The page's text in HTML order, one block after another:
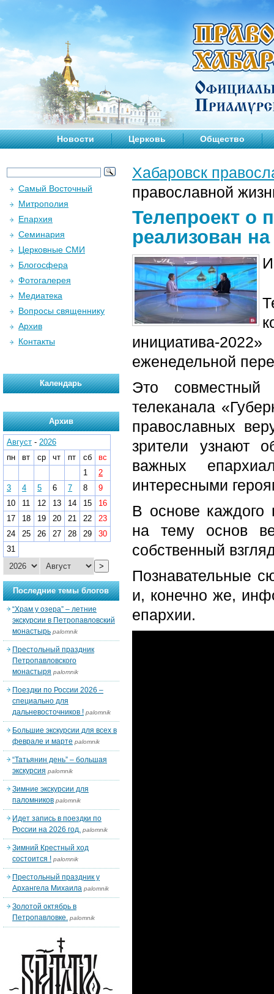
Новости Церковь Общество
Хабаровск
православной
Телепроект о
реализован
инициатива-
еженедельной
Это совместный
телеканала
православных
зрители узнают
важных
интересными
В основе каждого
на тему основ
собственный
Познавательные
и, конечно же,
епархии.
Самый Восточный
Митрополия
Епархия
Семинария
Церковные СМИ
Блогосфера
Фотогалерея
Медиатека
Вопросы священнику
Архив
Контакты
Календарь
Архив
Август - 2026
пн
вт ср чт пт сб
вс
1
2
3
4 5 6 7 8
9
10
11 12 13 14 15
16
17
18 19 20 21 22
23
24
25 26 27 28 29
30
31
>
Последние темы блогов
“Храм у озера” – летние
экскурсии в Петропавловский
монастырь palomnik
Престольный праздник
Петропавловского
монастыря palomnik
Поездки по России 2026 –
специально для
дальневосточников ! palomnik
Большие экскурсии для всех в
феврале и марте palomnik
“Татьянин день” – большая
экскурсия palomnik
Зимние экскурсии для
паломников palomnik
Идет запись в поездки по
России на 2026 год. palomnik
Зимний Крестный ход
состоится ! palomnik
Престольный праздник у
Архангела Михаила palomnik
Золотой октябрь в
Петропавловке. palomnik